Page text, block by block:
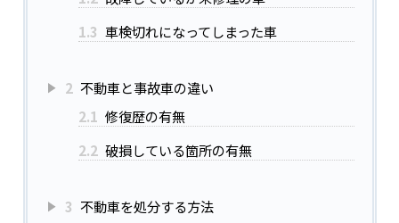
1.3 車検切れになってしまった車
2 不動車と事故車の違い
2.1 修復歴の有無
2.2 破損している箇所の有無
3 不動車を処分する方法